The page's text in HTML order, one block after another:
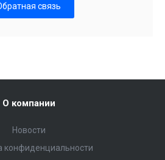
связь
О компании
Новости
конфиденциальности